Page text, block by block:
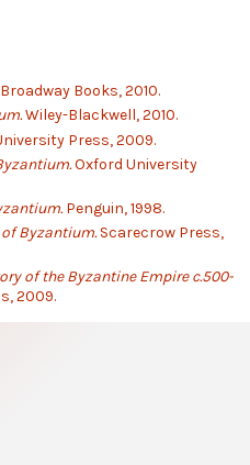
Books, 2010.
Wiley-Blackwell, 2010.
Press, 2009.
Oxford University
Penguin, 1998.
Byzantium.Scarecrow Press,
of the Byzantine Empire c.500-
2009.